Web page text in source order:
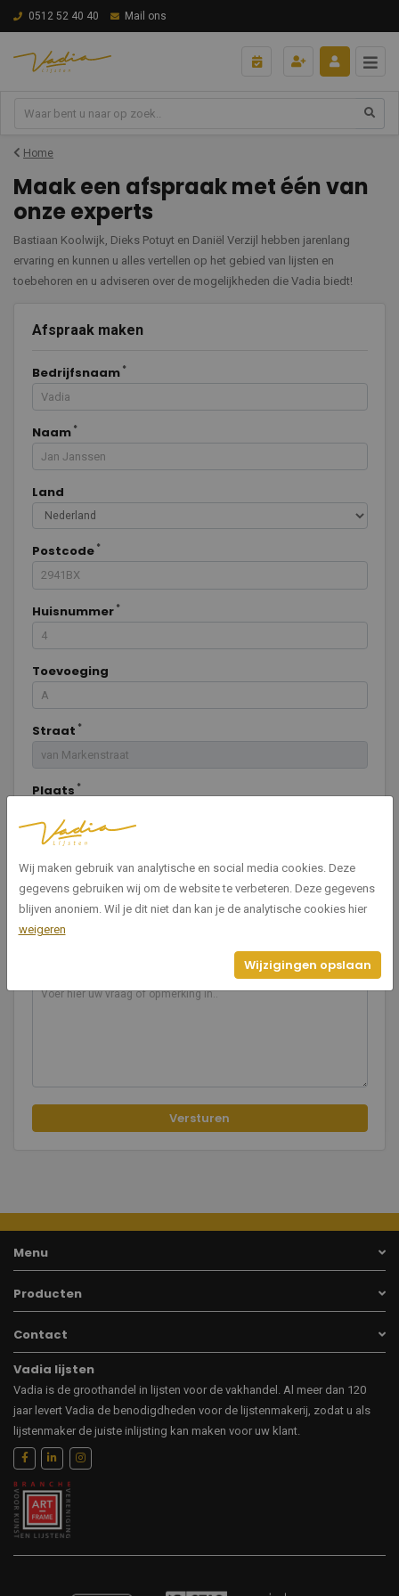
0512 52 40 40 Mail ons
Home
Maak een afspraak met één van
onze experts
Bastiaan Koolwijk, Dieks Potuyt en Daniël Verzijl hebben jarenlang
ervaring en kunnen u alles vertellen op het gebied van lijsten en
toebehoren en u adviseren over de mogelijkheden die Vadia biedt!
Afspraak maken
Bedrijfsnaam
Naam
Land
Postcode
Huisnummer
Toevoeging
Straat
Plaats
E-mailadres
Telefoon
Versturen
Menu
Producten
Contact
Vadia lijsten
Vadia is de groothandel in lijsten voor de vakhandel. Al meer dan 120
jaar levert Vadia de benodigdheden voor de lijstenmakerij, zodat u als
lijstenmaker de juiste inlijsting kan maken voor uw klant.
Wij maken gebruik van analytische en social media cookies. Deze
gegevens gebruiken wij om de website te verbeteren. Deze gegevens
blijven anoniem. Wil je dit niet dan kan je de analytische cookies hier
weigeren
Wijzigingen opslaan